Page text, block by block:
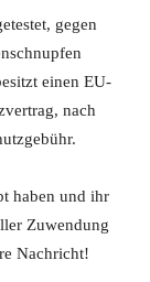
gegen
einen EU-
nach
haben und ihr
Zuwendung
Nachricht!